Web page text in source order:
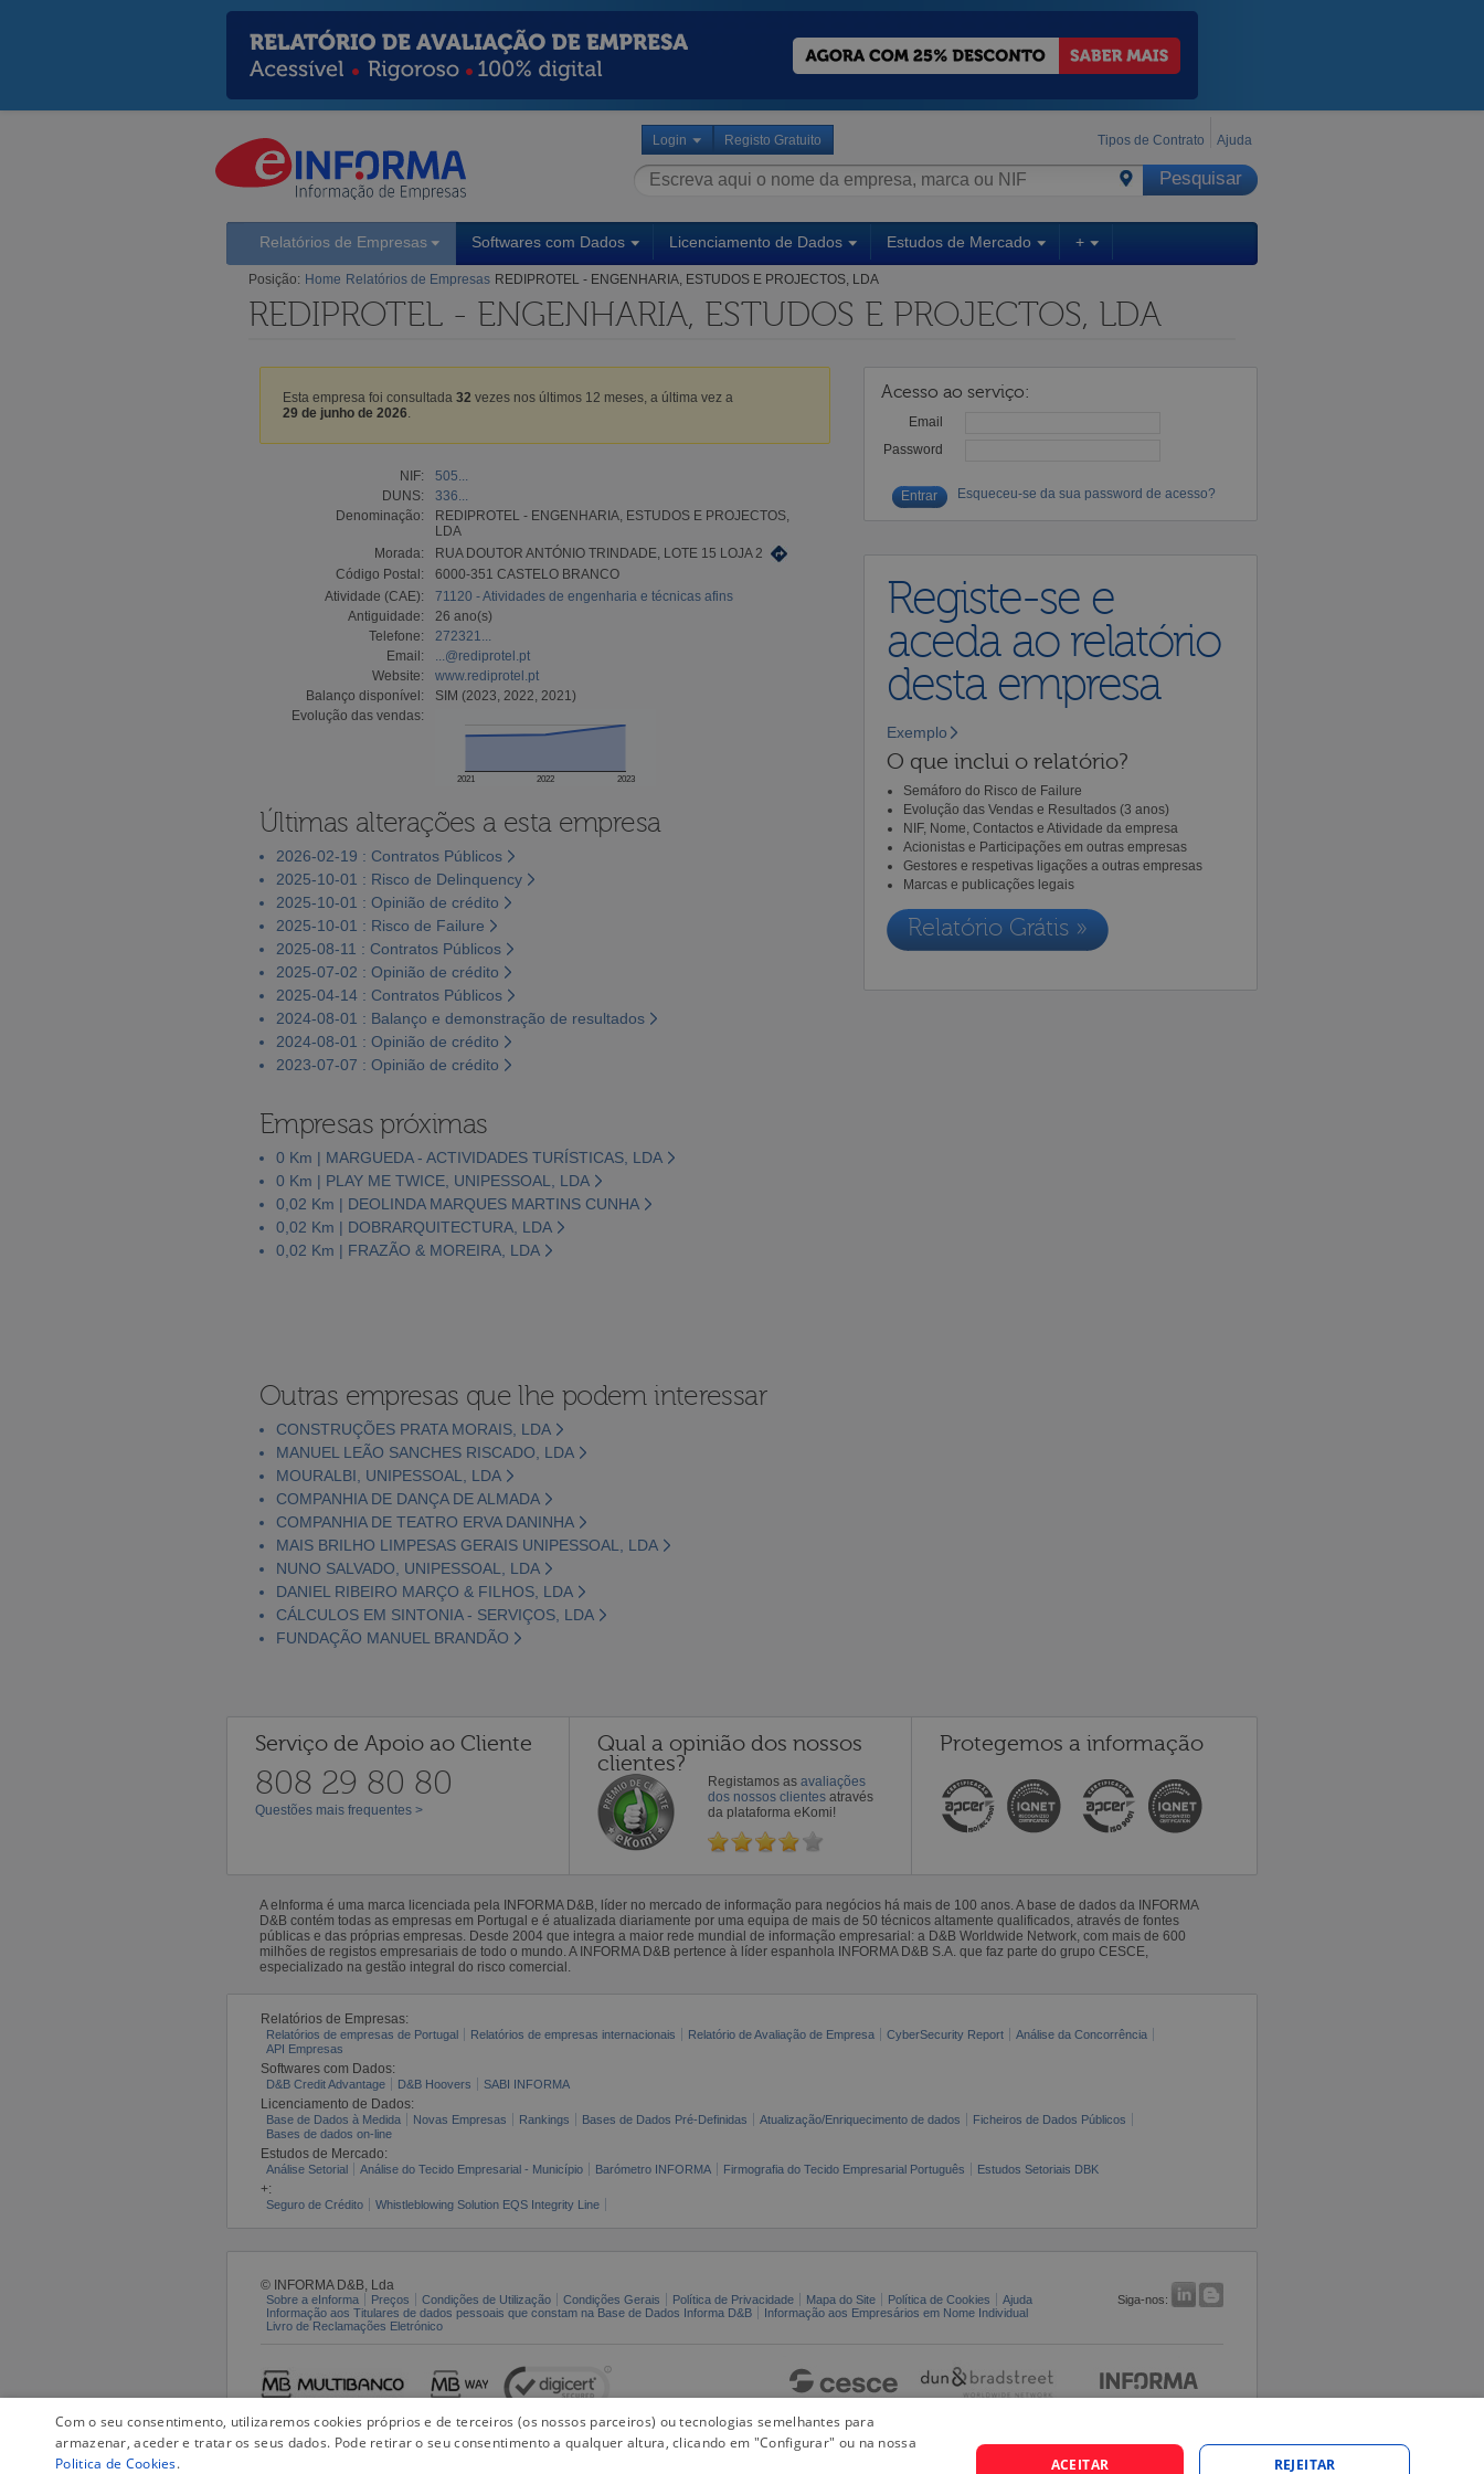
Login Registo Gratuito Tipos de Contrato Ajuda
Relatórios de Empresas Softwares com Dados Licenciamento de Dados Estudos de Mercado +
Posição: Home Relatórios de Empresas REDIPROTEL - ENGENHARIA, ESTUDOS E PROJECTOS, LDA
REDIPROTEL - ENGENHARIA, ESTUDOS E PROJECTOS, LDA
Esta empresa foi consultada 32 vezes nos últimos 12 meses, a última vez a
29 de junho de 2026
NIF:
505...
DUNS:
336...
Denominação:
REDIPROTEL - ENGENHARIA, ESTUDOS E PROJECTOS,
LDA
Morada:
RUA DOUTOR ANTÓNIO TRINDADE, LOTE 15 LOJA 2
Código Postal:
6000-351 CASTELO BRANCO
Atividade (CAE):
71120 - Atividades de engenharia e técnicas afins
Antiguidade:
26 ano(s)
Telefone:
272321...
Email:
...@rediprotel.pt
Website:
www.rediprotel.pt
Balanço disponível:
SIM (2023, 2022, 2021)
Evolução das vendas:
2021 2022 2023
Últimas alterações a esta empresa
2026-02-19 : Contratos Públicos
2025-10-01 : Risco de Delinquency
2025-10-01 : Opinião de crédito
2025-10-01 : Risco de Failure
2025-08-11 : Contratos Públicos
2025-07-02 : Opinião de crédito
2025-04-14 : Contratos Públicos
2024-08-01 : Balanço e demonstração de resultados
2024-08-01 : Opinião de crédito
2023-07-07 : Opinião de crédito
Empresas próximas
0 Km | MARGUEDA - ACTIVIDADES TURÍSTICAS, LDA
0 Km | PLAY ME TWICE, UNIPESSOAL, LDA
0,02 Km | DEOLINDA MARQUES MARTINS CUNHA
0,02 Km | DOBRARQUITECTURA, LDA
0,02 Km | FRAZÃO & MOREIRA, LDA
Acesso ao serviço:
Email
Password
Esqueceu-se da sua password de acesso?
Registe-se e
aceda ao relatório
desta empresa
Exemplo
O que inclui o relatório?
Semáforo do Risco de Failure
Evolução das Vendas e Resultados (3 anos)
NIF, Nome, Contactos e Atividade da empresa
Acionistas e Participações em outras empresas
Gestores e respetivas ligações a outras empresas
Marcas e publicações legais
Relatório Grátis »
Outras empresas que lhe podem interessar
CONSTRUÇÕES PRATA MORAIS, LDA
MANUEL LEÃO SANCHES RISCADO, LDA
MOURALBI, UNIPESSOAL, LDA
COMPANHIA DE DANÇA DE ALMADA
COMPANHIA DE TEATRO ERVA DANINHA
MAIS BRILHO LIMPESAS GERAIS UNIPESSOAL, LDA
NUNO SALVADO, UNIPESSOAL, LDA
DANIEL RIBEIRO MARÇO & FILHOS, LDA
CÁLCULOS EM SINTONIA - SERVIÇOS, LDA
FUNDAÇÃO MANUEL BRANDÃO
Serviço de Apoio ao Cliente
808 29 80 80
Questões mais frequentes >
Qual a opinião dos nossos
clientes?
Registamos as avaliações
dos nossos clientes através
da plataforma eKomi!
Protegemos a informação
A eInforma é uma marca licenciada pela INFORMA D&B, líder no mercado de informação para negócios há mais de 100 anos. A base de dados da INFORMA
D&B contém todas as empresas em Portugal e é atualizada diariamente por uma equipa de mais de 50 técnicos altamente qualificados, através de fontes
públicas e das próprias empresas. Desde 2004 que integra a maior rede mundial de informação empresarial: a D&B Worldwide Network, com mais de 600
milhões de registos empresariais de todo o mundo. A INFORMA D&B pertence à líder espanhola INFORMA D&B S.A. que faz parte do grupo CESCE,
especializado na gestão integral do risco comercial.
Relatórios de Empresas:
Relatórios de empresas de Portugal Relatórios de empresas internacionais Relatório de Avaliação de Empresa CyberSecurity Report
Análise da Concorrência
API Empresas
Softwares com Dados:
D&B Credit Advantage D&B Hoovers SABI INFORMA
Licenciamento de Dados:
Base de Dados à Medida Novas Empresas Rankings Bases de Dados Pré-Definidas Atualização/Enriquecimento de dados
Ficheiros de Dados Públicos
Bases de dados on-line
Estudos de Mercado:
Análise Setorial Análise do Tecido Empresarial - Município Barómetro INFORMA Firmografia do Tecido Empresarial Português Estudos Setoriais DBK
+:
Seguro de Crédito Whistleblowing Solution EQS Integrity Line
© INFORMA D&B, Lda
Sobre a eInforma Preços Condições de Utilização Condições Gerais Política de Privacidade Mapa do Site Política de Cookies Ajuda
Siga-nos:
Informação aos Titulares de dados pessoais que constam na Base de Dados Informa D&B
Informação aos Empresários em Nome Individual
Livro de Reclamações Eletrónico
Com o seu consentimento, utilizaremos cookies próprios e de terceiros (os nossos parceiros) ou tecnologias semelhantes para
armazenar, aceder e tratar os seus dados. Pode retirar o seu consentimento a qualquer altura, clicando em "Configurar" ou na nossa
Politica de Cookies. ACEITAR REJEITAR